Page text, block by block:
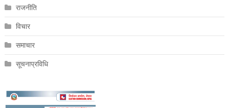
राजनीति
विचार
समाचार
सूचनाप्रविधि